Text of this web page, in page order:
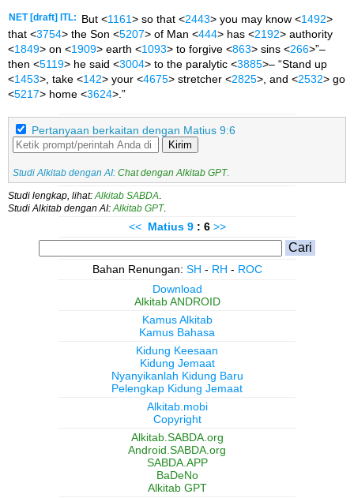
NET [draft] ITL: But <1161> so that <2443> you may know <1492>
that <3754> the Son <5207> of Man <444> has <2192> authority
<1849> on <1909> earth <1093> to forgive <863> sins <266>”–
then <5119> he said <3004> to the paralytic <3885>– “Stand up
<1453>, take <142> your <4675> stretcher <2825>, and <2532> go
<5217> home <3624>.”
Pertanyaan berkaitan dengan Matius 9:6
Kirim
Studi Alkitab dengan AI: Chat dengan Alkitab GPT.
Studi lengkap, lihat: Alkitab SABDA
Studi Alkitab dengan AI: Alkitab GPT.
<< Matius 9 : 6 >>
Bahan Renungan: SH - RH - ROC
Download
Alkitab ANDROID
Kamus Alkitab
Kamus Bahasa
Kidung Keesaan
Kidung Jemaat
Nyanyikanlah Kidung Baru
Pelengkap Kidung Jemaat
Alkitab.mobi
Copyright
Alkitab.SABDA.org
Android.SABDA.org
SABDA.APP
BaDeNo
Alkitab GPT